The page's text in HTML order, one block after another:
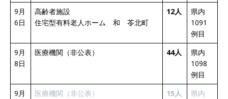
9月
6日
高齢者施設
住宅型有料老人ホーム 和 苓北町
12人
県内
1091
例目
9月
8日
医療機関（非公表） 44人
県内
1098
例目
9月
医療機関（非公表） 15人
県内